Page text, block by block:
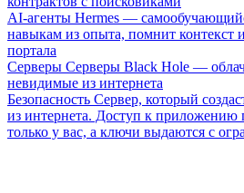
AI-агенты Hermes —
навыкам из опыта, помнит контекст
портала
Серверы Серверы Black Hole —
невидимые из интернета
Безопасность Сервер, который
из интернета. Доступ к приложению
только у вас, а ключи выдаются с